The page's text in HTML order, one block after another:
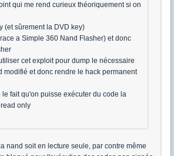
qui me rend curieux théoriquement si on
(et sûrement la DVD key)
a Simple 360 Nand Flasher) et donc
cet exploit pour dump le nécessaire
modifié et donc rendre le hack permanent
le fait qu'on puisse exécuter du code la
only
nand soit en lecture seule, par contre même